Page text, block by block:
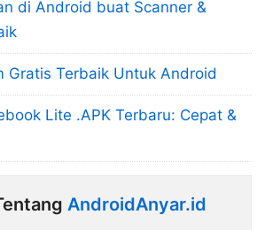
di Android buat Scanner &
Gratis Terbaik Untuk Android
Lite .APK Terbaru: Cepat &
AndroidAnyar.id